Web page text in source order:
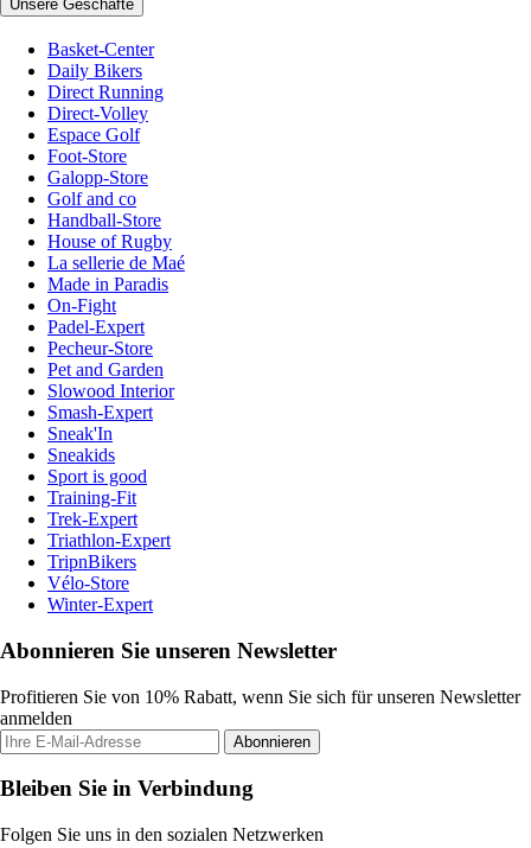
Unsere Geschäfte
Basket-Center
Daily Bikers
Direct Running
Direct-Volley
Espace Golf
Foot-Store
Galopp-Store
Golf and co
Handball-Store
House of Rugby
La sellerie de Maé
Made in Paradis
On-Fight
Padel-Expert
Pecheur-Store
Pet and Garden
Slowood Interior
Smash-Expert
Sneak'In
Sneakids
Sport is good
Training-Fit
Trek-Expert
Triathlon-Expert
TripnBikers
Vélo-Store
Winter-Expert
Abonnieren Sie unseren Newsletter
Profitieren Sie von 10% Rabatt, wenn Sie sich für unseren Newsletter
anmelden
Abonnieren
Bleiben Sie in Verbindung
Folgen Sie uns in den sozialen Netzwerken